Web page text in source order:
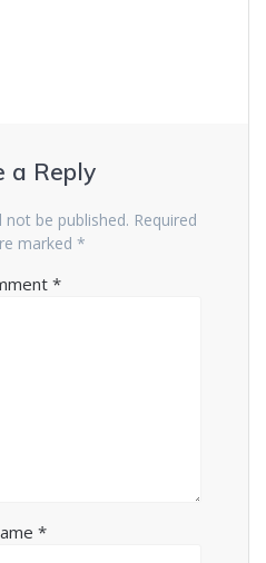
a Reply
not be published. Required
marked *
*
*